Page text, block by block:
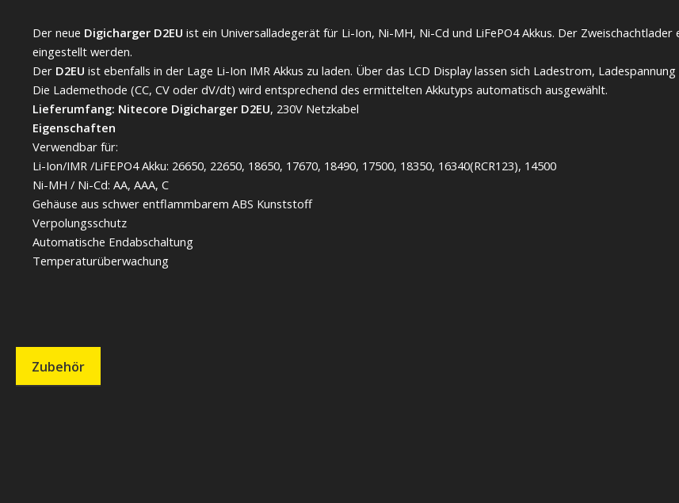
Der neue Digicharger D2EU ist ein Universalladegerät für Li-Ion, Ni-MH, Ni-Cd und LiFePO4 Akkus. Der
eingestellt werden.
Der D2EU ist ebenfalls in der Lage Li-Ion IMR Akkus zu laden. Über das LCD Display lassen sich Ladestrom,
Die Lademethode (CC, CV oder dV/dt) wird entsprechend des ermittelten Akkutyps automatisch ausgewählt.
Lieferumfang: Nitecore Digicharger D2EU, 230V Netzkabel
Eigenschaften
Verwendbar für:
Li-Ion/IMR /LiFEPO4 Akku: 26650, 22650, 18650, 17670, 18490, 17500, 18350, 16340(RCR123), 14500
Ni-MH / Ni-Cd: AA, AAA, C
Gehäuse aus schwer entflammbarem ABS Kunststoff
Verpolungsschutz
Automatische Endabschaltung
Temperaturüberwachung
Zubehör